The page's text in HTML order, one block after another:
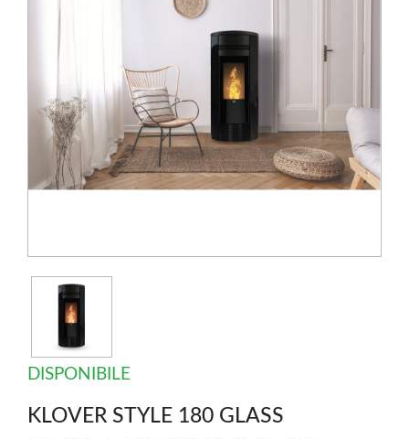
DISPONIBILE
KLOVER STYLE 180 GLASS